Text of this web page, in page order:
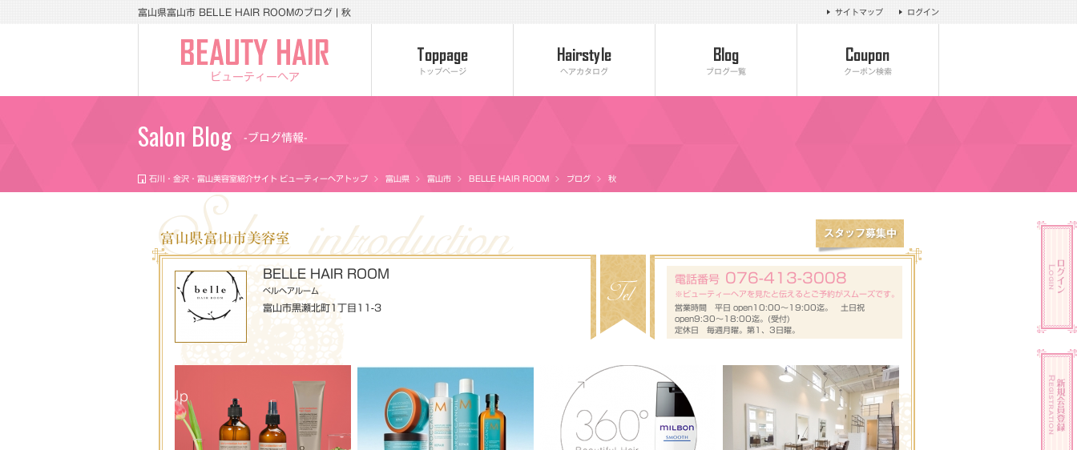
富山県富山市 BELLE HAIR ROOMのブログ | 秋 ログイン
サイトマップ
ビューティーヘア クーポン検索
ブログ一覧
ヘアカタログ
トップページ
Salon Blog -ブログ情報-
石川・金沢・富山美容室紹介サイト ビューティーヘアトップ 富山県 富山市 BELLE HAIR ROOM ブログ 秋
富山県富山市美容室
BELLE HAIR ROOM
ベルヘアルーム
富山市黒瀬北町1丁目11-3
電話番号 076-413-3008
※ビューティーヘアを見たと伝えるとご予約がスムーズです。
営業時間 平日 open10:00～19:00迄。 土日祝
open9:30～18:00迄。(受付)
定休日 毎週月曜。第1、3日曜。